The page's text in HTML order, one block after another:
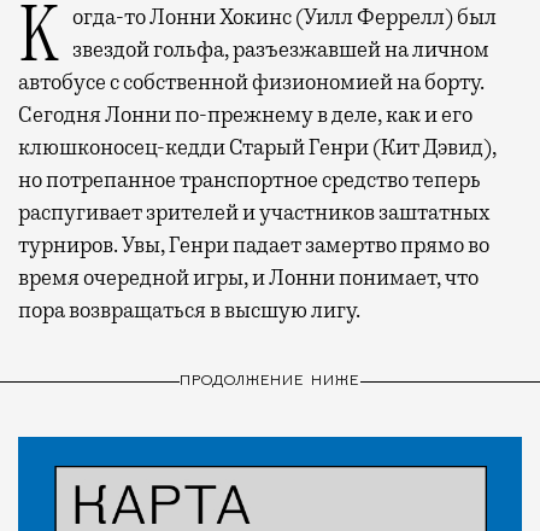
Когда-то Лонни Хокинс (Уилл Феррелл) был звездой гольфа, разъезжавшей на личном
автобусе с собственной физиономией на борту.
Сегодня Лонни по-прежнему в деле, как и его
клюшконосец-кедди Старый Генри (Кит Дэвид),
но потрепанное транспортное средство теперь
распугивает зрителей и участников заштатных
турниров. Увы, Генри падает замертво прямо во
время очередной игры, и Лонни понимает, что
пора возвращаться в высшую лигу.
ПРОДОЛЖЕНИЕ НИЖЕ